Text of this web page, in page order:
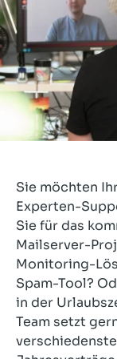
Sie möchten
Experten-
Sie für das
Mailserver-
Monitoring-
Spam-Tool?
in der
Team setzt